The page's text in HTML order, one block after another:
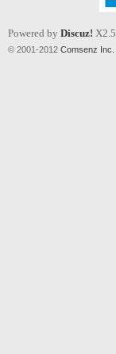
Powered by Discuz! X2.5
© 2001-2012 Comsenz Inc.